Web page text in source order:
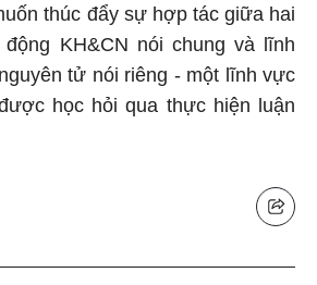
thúc đẩy sự hợp tác giữa hai
KH&CN nói chung và lĩnh
tử nói riêng - một lĩnh vực
học hỏi qua thực hiện luận